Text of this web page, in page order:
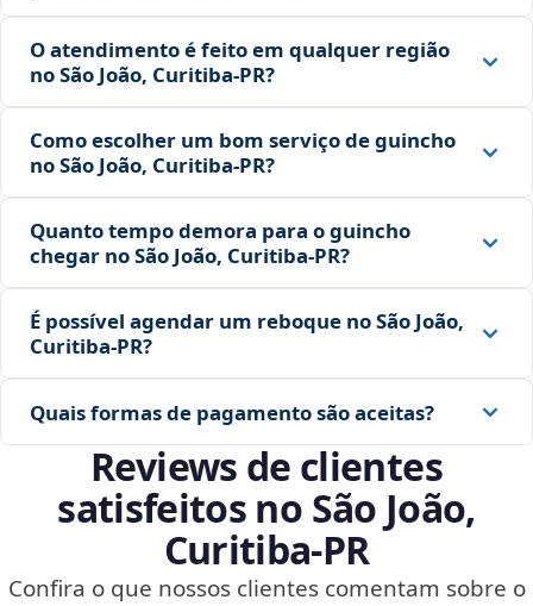
O atendimento é feito em qualquer região
no São João, Curitiba‑PR?
Como escolher um bom serviço de guincho
no São João, Curitiba‑PR?
Quanto tempo demora para o guincho
chegar no São João, Curitiba‑PR?
É possível agendar um reboque no São João,
Curitiba‑PR?
Quais formas de pagamento são aceitas?
Reviews de clientes
satisfeitos no São João,
Curitiba‑PR
Confira o que nossos clientes comentam sobre o